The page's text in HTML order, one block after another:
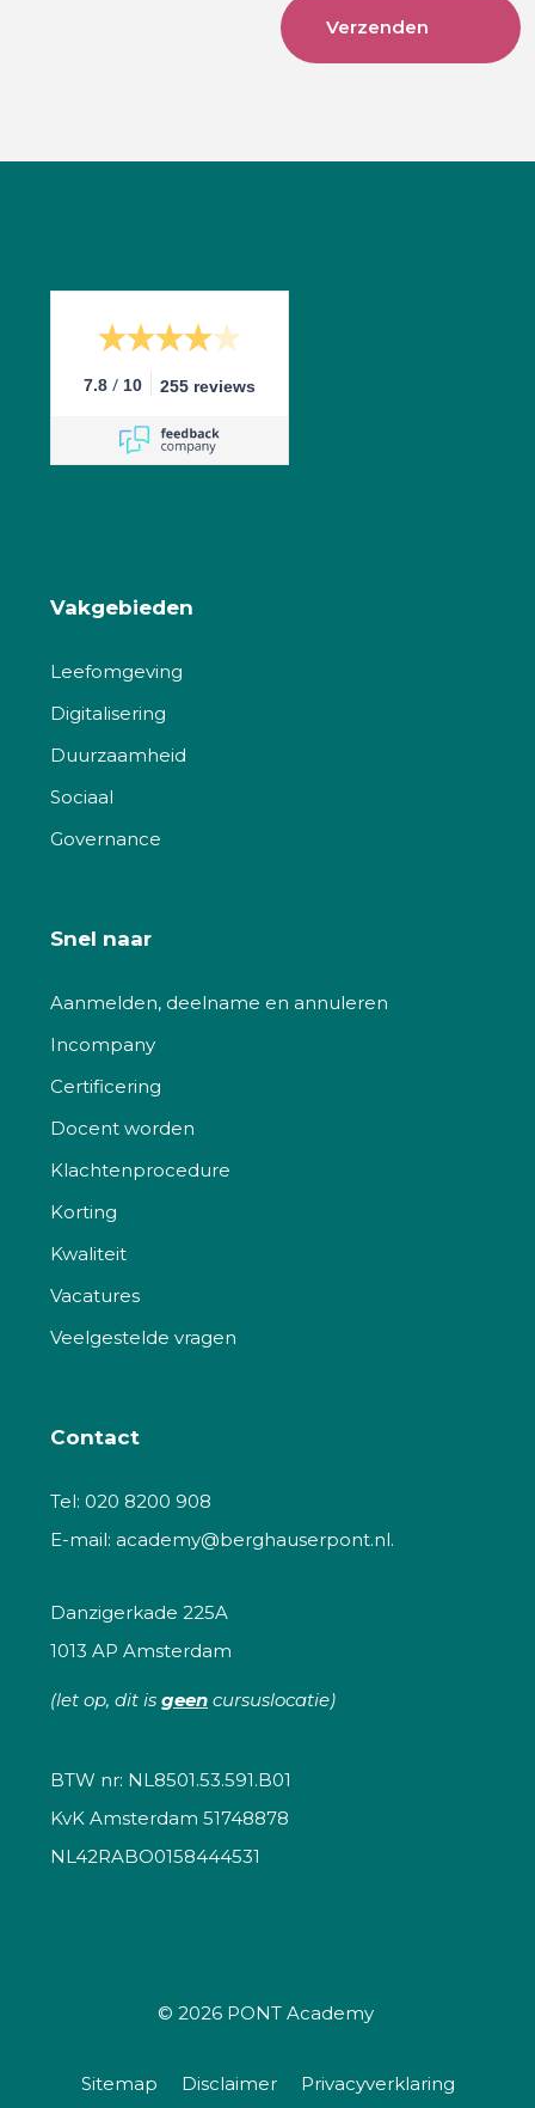
7.8 / 10 255 reviews
Vakgebieden
Leefomgeving
Digitalisering
Duurzaamheid
Sociaal
Governance
Snel naar
Aanmelden, deelname en annuleren
Incompany
Certificering
Docent worden
Klachtenprocedure
Korting
Kwaliteit
Vacatures
Veelgestelde vragen
Contact
Tel: 020 8200 908
E-mail: academy@berghauserpont.nl.
Danzigerkade 225A
1013 AP Amsterdam
(let op, dit is geen cursuslocatie)
BTW nr: NL8501.53.591.B01
KvK Amsterdam 51748878
NL42RABO0158444531
© 2026 PONT Academy
Sitemap Disclaimer Privacyverklaring